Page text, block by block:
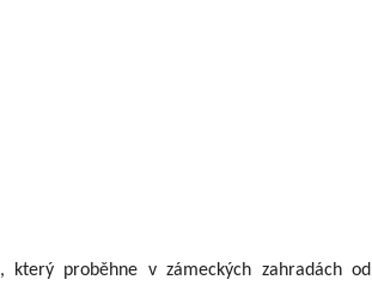
, který proběhne v zámeckých zahradách od